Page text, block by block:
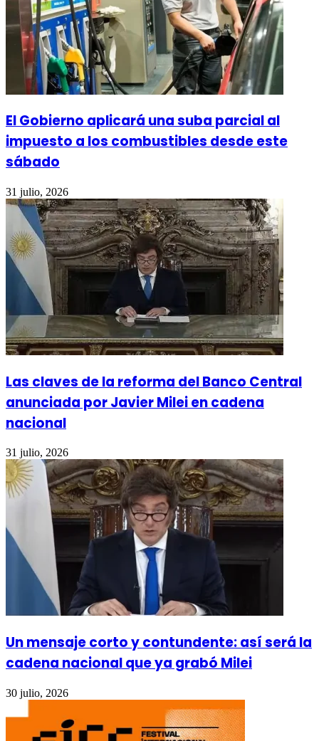
El Gobierno aplicará una suba parcial al
impuesto a los combustibles desde este
sábado
31 julio, 2026
Las claves de la reforma del Banco Central
anunciada por Javier Milei en cadena
nacional
31 julio, 2026
Un mensaje corto y contundente: así será la
cadena nacional que ya grabó Milei
30 julio, 2026